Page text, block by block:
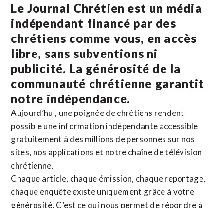
Le Journal Chrétien est un média
indépendant financé par des
chrétiens comme vous, en accès
libre, sans subventions ni
publicité. La générosité de la
communauté chrétienne garantit
notre indépendance.
Aujourd’hui, une poignée de chrétiens rendent
possible une information indépendante accessible
gratuitement à des millions de personnes sur nos
sites, nos applications et notre chaîne de télévision
chrétienne.
Chaque article, chaque émission, chaque reportage,
chaque enquête existe uniquement grâce à votre
générosité. C’est ce qui nous permet de répondre à